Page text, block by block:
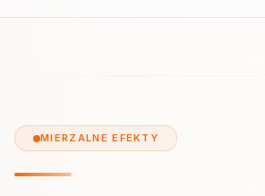
MIERZALNE EFEKTY